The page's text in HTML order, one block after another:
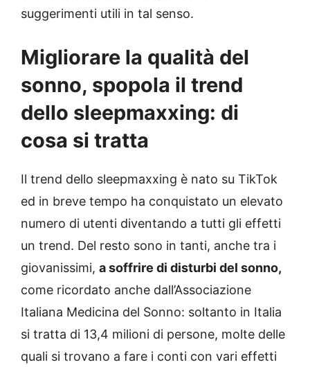
suggerimenti utili in tal senso.
Migliorare la qualità del
sonno, spopola il trend
dello sleepmaxxing: di
cosa si tratta
Il trend dello sleepmaxxing è nato su TikTok
ed in breve tempo ha conquistato un elevato
numero di utenti diventando a tutti gli effetti
un trend. Del resto sono in tanti, anche tra i
giovanissimi, a soffrire di disturbi del sonno,
come ricordato anche dall’Associazione
Italiana Medicina del Sonno: soltanto in Italia
si tratta di 13,4 milioni di persone, molte delle
quali si trovano a fare i conti con vari effetti